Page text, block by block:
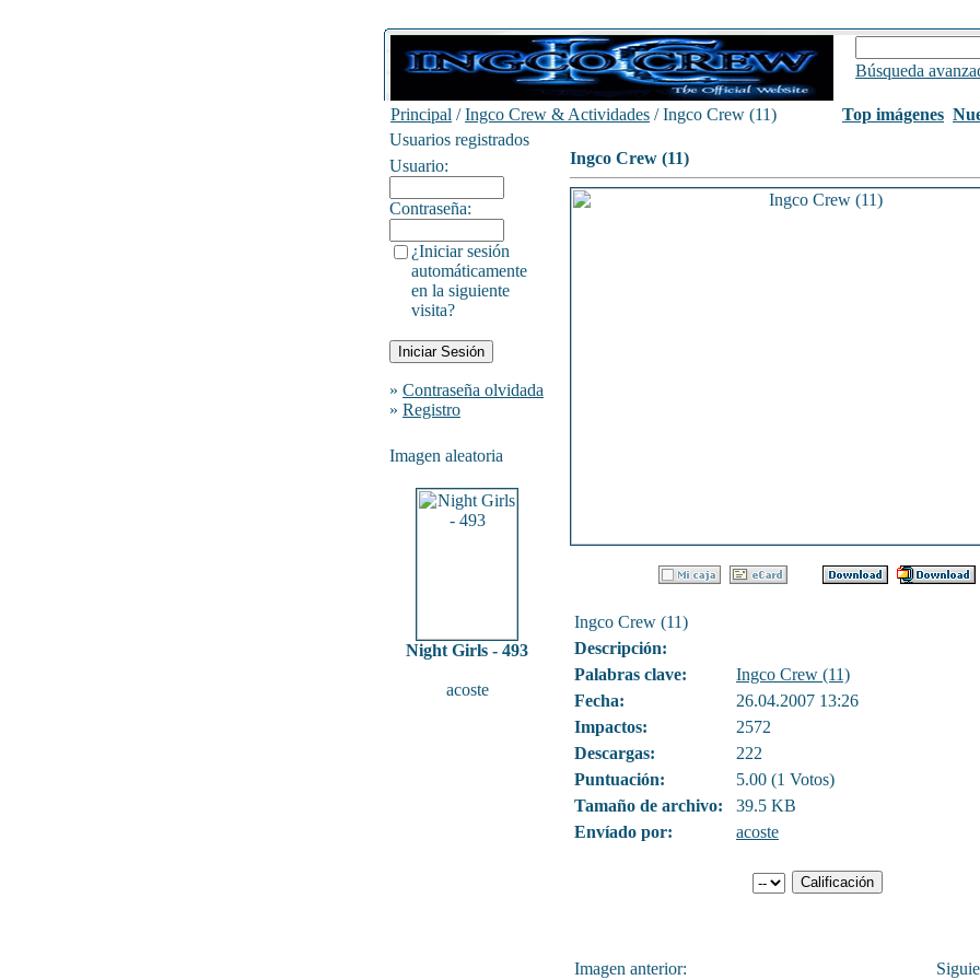
Búsqueda
Principal /Ingco Crew & Actividades / Ingco Crew (11) Top imágenes
Usuarios registrados
Usuario:
Contraseña:
¿Iniciar sesión
automáticamente
en la siguiente
visita?
» Contraseña olvidada
» Registro
Imagen aleatoria
Night Girls - 493
acoste
Ingco Crew (11)
Ingco Crew (11)
Descripción:
Palabras clave:
Ingco Crew (11)
Fecha:
26.04.2007 13:26
Impactos:
2572
Descargas:
222
Puntuación:
5.00 (1 Votos)
Tamaño de archivo:
39.5 KB
Envíado por:
acoste
Imagen anterior: